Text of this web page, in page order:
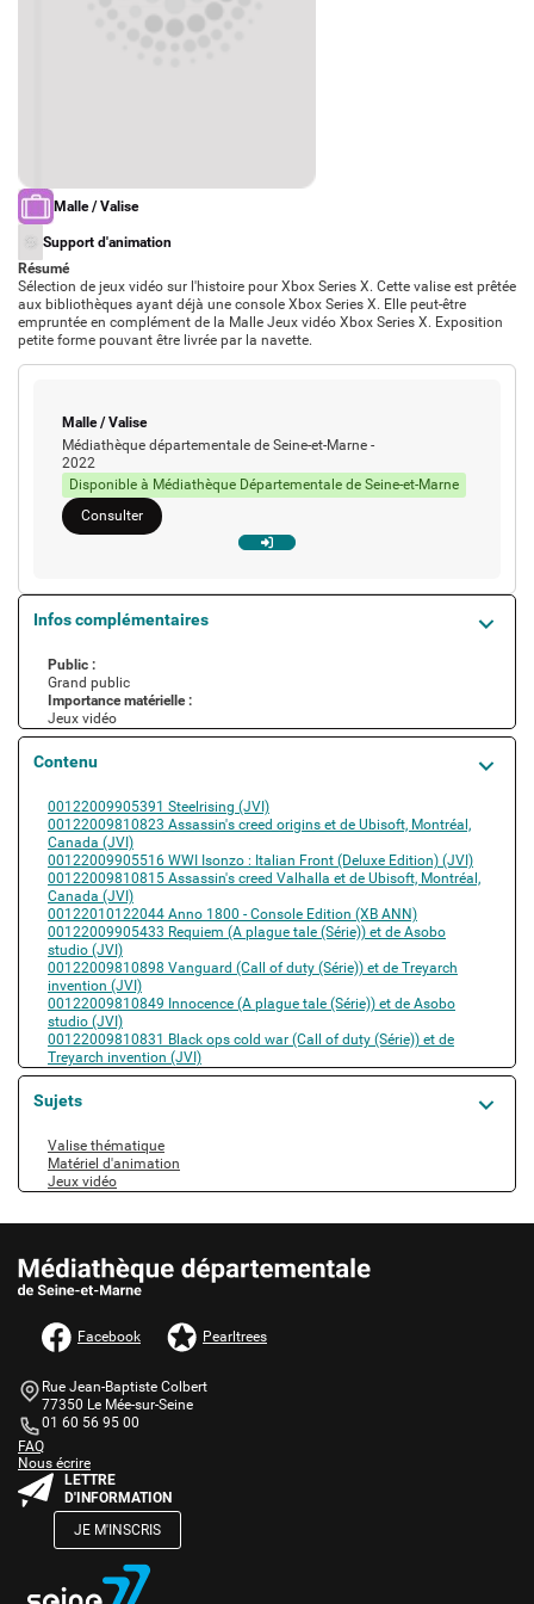
Desserte documentaire
Veille professionnelle
Fiches pratiques
Publications
Type de support matériel
Malle / Valise
Type d'oeuvre
Support d'animation
Résumé
Sélection de jeux vidéo sur l'histoire pour Xbox Series X. Cette valise est prêtée
aux bibliothèques ayant déjà une console Xbox Series X. Elle peut-être
empruntée en complément de la Malle Jeux vidéo Xbox Series X. Exposition
petite forme pouvant être livrée par la navette.
Type de support matériel
Malle / Valise
Médiathèque départementale de Seine-et-Marne -
2022
Disponible à Médiathèque Départementale de Seine-et-Marne
Consulter
Infos complémentaires
Public :
Grand public
Importance matérielle :
Jeux vidéo
Contenu
Contient
00122009905391 Steelrising (JVI)
00122009810823 Assassin's creed origins et de Ubisoft, Montréal,
Canada (JVI)
00122009905516 WWI Isonzo : Italian Front (Deluxe Edition) (JVI)
00122009810815 Assassin's creed Valhalla et de Ubisoft, Montréal,
Canada (JVI)
00122010122044 Anno 1800 - Console Edition (XB ANN)
00122009905433 Requiem (A plague tale (Série)) et de Asobo
studio (JVI)
00122009810898 Vanguard (Call of duty (Série)) et de Treyarch
invention (JVI)
00122009810849 Innocence (A plague tale (Série)) et de Asobo
studio (JVI)
00122009810831 Black ops cold war (Call of duty (Série)) et de
Treyarch invention (JVI)
Sujets
A pour sujet
Valise thématique
Matériel d'animation
Jeux vidéo
AUTRES INFORMATIONS ET MENTIONS LÉGALES
Facebook Pearltrees
Bloc
de
texte
Informations de contact
Rue Jean-Baptiste Colbert
77350 Le Mée-sur-Seine
01 60 56 95 00
Bloc
de
texte
Une question ?
FAQ
Nous écrire
Bloc
de
LETTRE
D'INFORMATION
JE M'INSCRIS
texte